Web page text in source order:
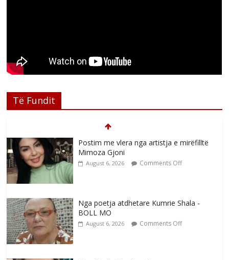
Të Fundit
Postim me vlera nga artistja e mirëfilltë
Mimoza Gjoni
August 6, 2026 Comments Off
Nga poetja atdhetare Kumrie Shala -
BOLL MO
August 6, 2026 Comments Off